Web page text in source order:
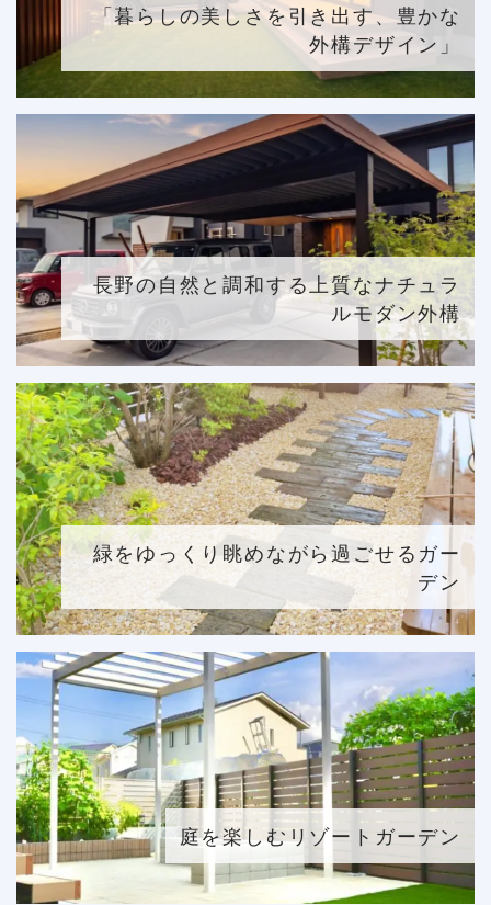
「暮らしの美しさを引き出す、豊かな
外構デザイン」
長野の自然と調和する上質なナチュラ
ルモダン外構
緑をゆっくり眺めながら過ごせるガー
デン
庭を楽しむリゾートガーデン